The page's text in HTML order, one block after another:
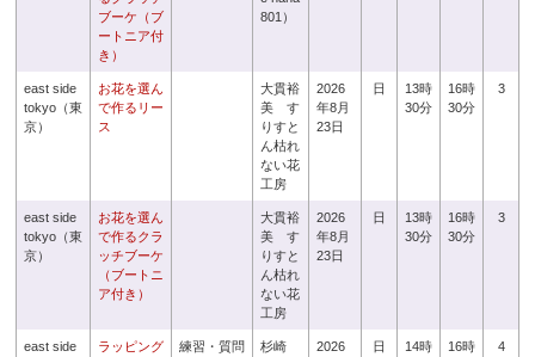
ブーケ（ブ
ートニア付
き）
801）
east side
tokyo（東
京）
お花を選ん
で作るリー
ス
大貫裕
美 す
りすと
ん枯れ
ない花
工房
2026
年8月
23日
日
13時
30分
16時
30分
3
east side
tokyo（東
京）
お花を選ん
で作るクラ
ッチブーケ
（ブートニ
ア付き）
大貫裕
美 す
りすと
ん枯れ
ない花
工房
2026
年8月
23日
日
13時
30分
16時
30分
3
east side
ラッピング
練習・質問
杉崎
2026
日
14時
16時
4